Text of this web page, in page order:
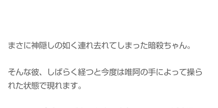
まさに神隠しの如く連れ去れてしまった暗殺ちゃん。
そんな彼、しばらく経つと今度は唯阿の手によって操ら
れた状態で現れます。